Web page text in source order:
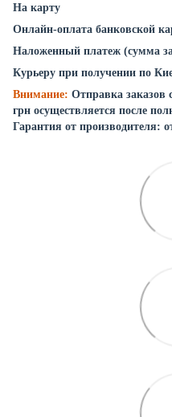
На карту
Онлайн-оплата банковской
Наложенный платеж (сумма
Курьеру при получении по
Внимание: Отправка заказов
грн осуществляется после
Гарантия от производителя: